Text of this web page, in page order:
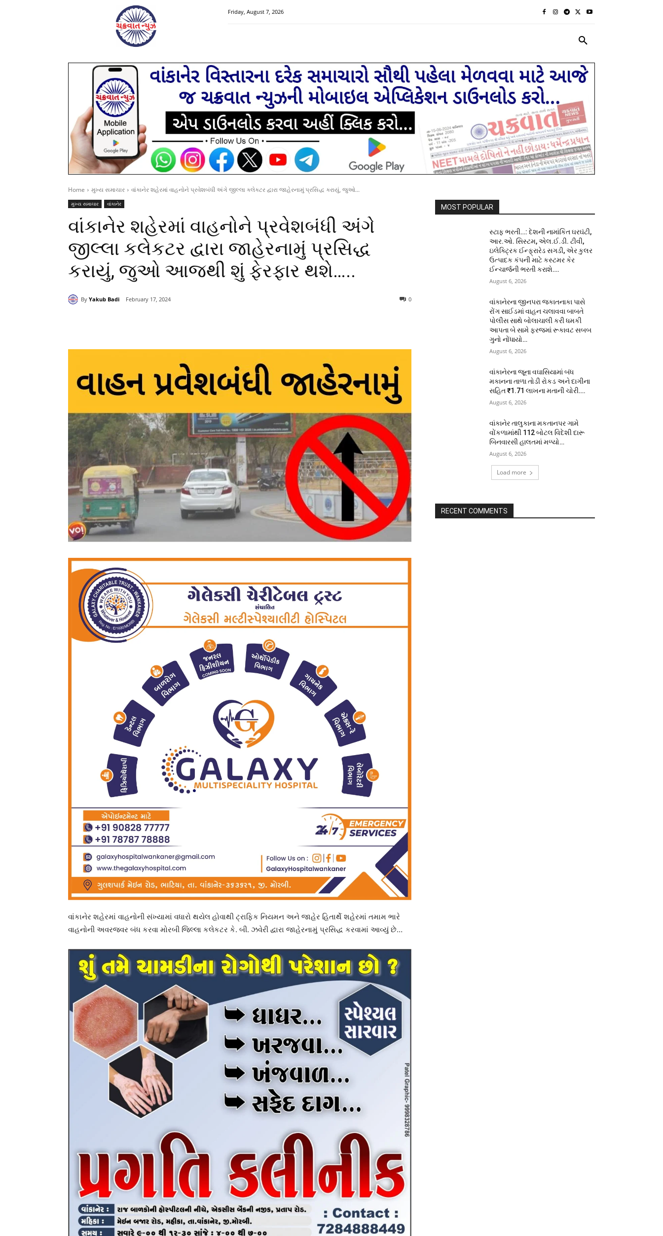
Friday, August 7, 2026
Home મુખ્ય સમાચાર વાંકાનેર શહેરમાં વાહનોને પ્રવેશબંધી અંગે જીલ્લા કલેકટર દ્વારા જાહેરનામું પ્રસિદ્ધ કરાયું, જુઓ...
મુખ્ય સમાચાર વાંકાનેર
વાંકાનેર શહેરમાં વાહનોને પ્રવેશબંધી અંગે
જીલ્લા કલેકટર દ્વારા જાહેરનામું પ્રસિદ્ધ
કરાયું, જુઓ આજથી શું ફેરફાર થશે…..
By Yakub Badi February 17, 2024 0
વાંકાનેર શહેરમાં વાહનોની સંખ્યામાં વધારો થયેલ હોવાથી ટ્રાફિક નિયમન અને જાહેર હિતાર્થે શહેરમાં તમામ ભારે
વાહનોની અવરજવર બંધ કરવા મોરબી જિલ્લા કલેકટર કે. બી. ઝવેરી દ્વારા જાહેરનામું પ્રસિદ્ધ કરવામાં આવ્યું છે…
MOST POPULAR
સ્ટાફ ભરતી…: દેશની નામાંકિત ઘરઘંટી,
આર.ઓ. સિસ્ટમ, એલ.ઈ.ડી. ટીવી,
ઇલેક્ટ્રિક ઈન્ફ્રારેડ સગડી, એર કુલર
ઉત્પાદક કંપની માટે કસ્ટમર કેર
ઈન્ચાર્જની ભરતી કરાશે….
August 6, 2026
વાંકાનેરના જીનપરા જકાતનાકા પાસે
રોંગ સાઈડમાં વાહન ચલાવવા બાબતે
પોલીસ સાથે બોલાચાલી કરી ધમકી
આપતા બે સામે ફરજમાં રૂકાવટ સબબ
ગુનો નોંધાયો…
August 6, 2026
વાંકાનેરના જૂના વઘાસિયામાં બંધ
મકાનના તાળા તોડી રોકડ અને દાગીના
સહિત ₹1.71 લાખના મતાની ચોરી….
August 6, 2026
વાંકાનેર તાલુકાના મકતાનપર ગામે
વોંકળામાંથી 112 બોટલ વિદેશી દારૂ
બિનવારસી હાલતમાં મળ્યો…
August 6, 2026
Load more
RECENT COMMENTS